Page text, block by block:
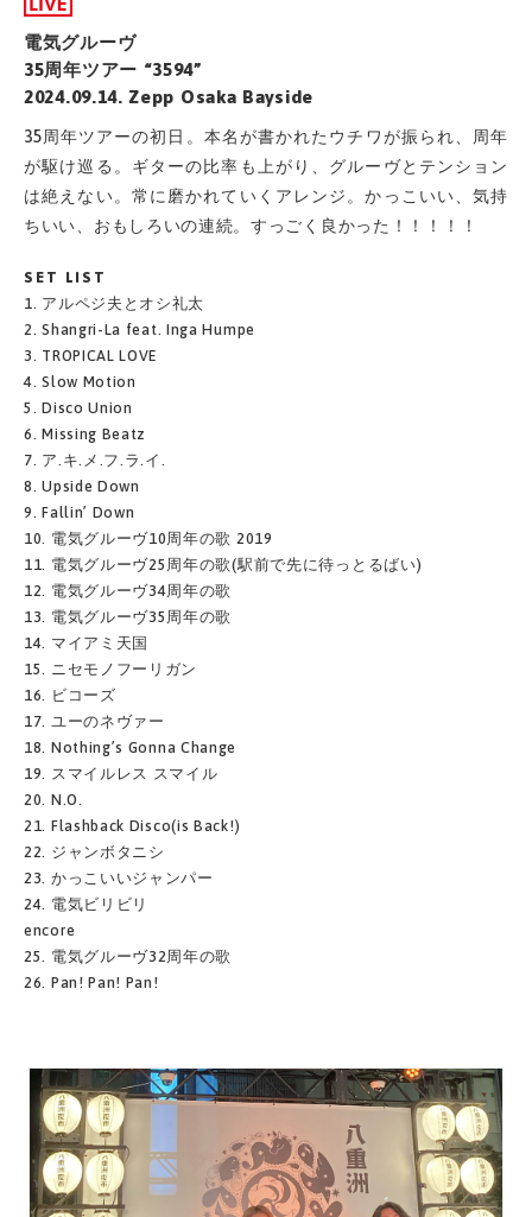
電気グルーヴ
35周年ツアー “3594”
2024.09.14. Zepp Osaka Bayside
35周年ツアーの初日。本名が書かれたウチワが振られ、周年
が駆け巡る。ギターの比率も上がり、グルーヴとテンション
は絶えない。常に磨かれていくアレンジ。かっこいい、気持
ちいい、おもしろいの連続。すっごく良かった！！！！！
SET LIST
1. アルペジ夫とオシ礼太
2. Shangri-La feat. Inga Humpe
3. TROPICAL LOVE
4. Slow Motion
5. Disco Union
6. Missing Beatz
7. ア.キ.メ.フ.ラ.イ.
8. Upside Down
9. Fallin’ Down
10. 電気グルーヴ10周年の歌 2019
11. 電気グルーヴ25周年の歌(駅前で先に待っとるばい)
12. 電気グルーヴ34周年の歌
13. 電気グルーヴ35周年の歌
14. マイアミ天国
15. ニセモノフーリガン
16. ビコーズ
17. ユーのネヴァー
18. Nothing’s Gonna Change
19. スマイルレス スマイル
20. N.O.
21. Flashback Disco(is Back!)
22. ジャンボタニシ
23. かっこいいジャンパー
24. 電気ビリビリ
encore
25. 電気グルーヴ32周年の歌
26. Pan! Pan! Pan!